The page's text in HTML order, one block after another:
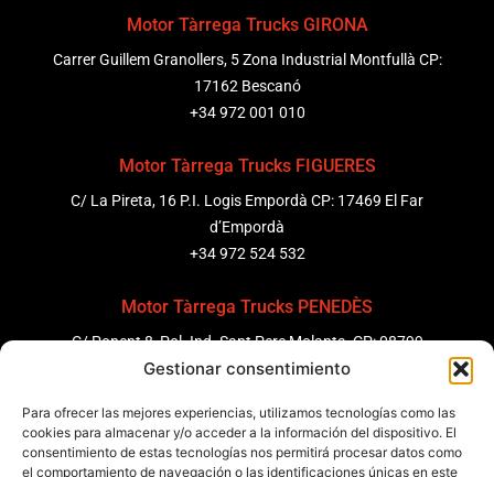
Gestionar consentimiento
Para ofrecer las mejores experiencias, utilizamos tecnologías como las
cookies para almacenar y/o acceder a la información del dispositivo. El
consentimiento de estas tecnologías nos permitirá procesar datos como
el comportamiento de navegación o las identificaciones únicas en este
Motor Tàrrega Trucks GIRONA
Carrer Guillem Granollers, 5 Zona Industrial Montfullà CP:
17162 Bescanó
+34 972 001 010
Motor Tàrrega Trucks FIGUERES
C/ La Pireta, 16 P.I. Logis Empordà CP: 17469 El Far
d’Empordà
+34 972 524 532
Motor Tàrrega Trucks PENEDÈS
C/ Ponent 8, Pol. Ind. Sant Pere Molanta, CP: 08799
Olèrdola
Motor Tàrrega Trucks BARCELONA